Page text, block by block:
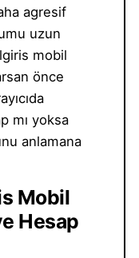
agresif
uzun
mobil
önce
mı yoksa
anlamana
Mobil
Hesap